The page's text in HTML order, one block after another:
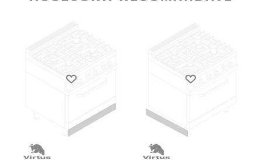
Produs favorit Produs favorit